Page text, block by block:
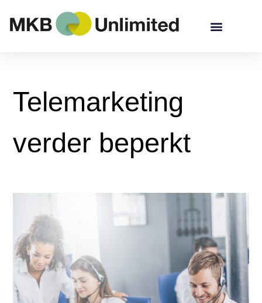
Telemarketing
verder beperkt